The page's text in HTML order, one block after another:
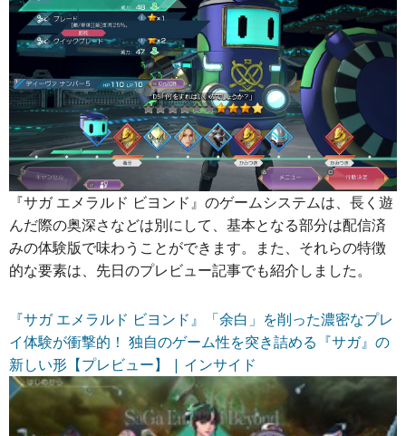
『サガ エメラルド ビヨンド』のゲームシステムは、長く遊
んだ際の奥深さなどは別にして、基本となる部分は配信済
みの体験版で味わうことができます。また、それらの特徴
的な要素は、先日のプレビュー記事でも紹介しました。
『サガ エメラルド ビヨンド』「余白」を削った濃密なプレ
イ体験が衝撃的！ 独自のゲーム性を突き詰める『サガ』の
新しい形【プレビュー】 | インサイド